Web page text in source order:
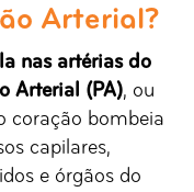
Arterial?
nas artérias do
Arterial (PA), ou
coração bombeia
capilares,
e órgãos do